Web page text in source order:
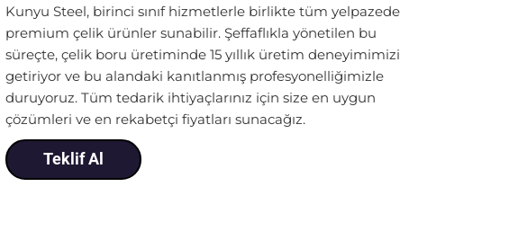
Kunyu Steel, birinci sınıf hizmetlerle birlikte tüm yelpazede
premium çelik ürünler sunabilir. Şeffaflıkla yönetilen bu
süreçte, çelik boru üretiminde 15 yıllık üretim deneyimimizi
getiriyor ve bu alandaki kanıtlanmış profesyonelliğimizle
duruyoruz. Tüm tedarik ihtiyaçlarınız için size en uygun
çözümleri ve en rekabetçi fiyatları sunacağız.
Teklif Al